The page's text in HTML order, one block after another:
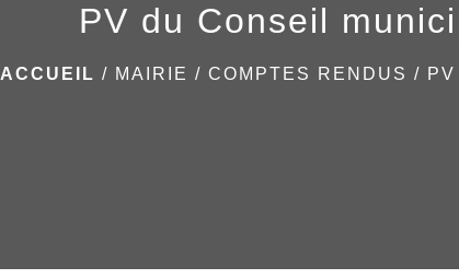
PV du Conseil
ACCUEIL / MAIRIE /COMPTES RENDUS /